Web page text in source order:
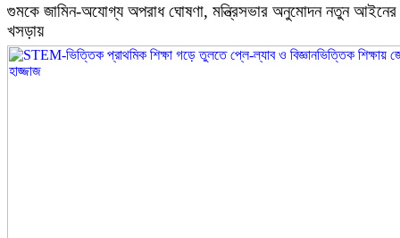
গুমকে জামিন-অযোগ্য অপরাধ ঘোষণা, মন্ত্রিসভার অনুমোদন নতুন আইনের
খসড়ায়